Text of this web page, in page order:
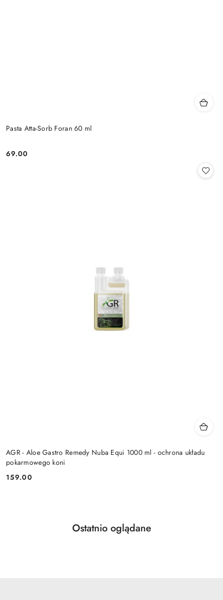
Pasta Atta-Sorb Foran 60 ml
Cena:
69.00
AGR - Aloe Gastro Remedy Nuba Equi 1000 ml - ochrona układu
pokarmowego koni
Cena:
159.00
Pomiń karuzelę produktów
Produkty
Ostatnio oglądane